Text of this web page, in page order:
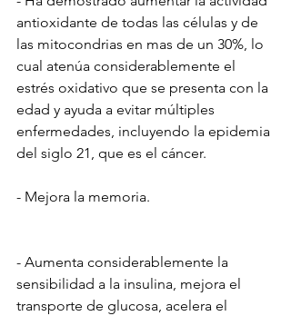
antioxidante de todas las células y de
las mitocondrias en mas de un 30%, lo
cual atenúa considerablemente el
estrés oxidativo que se presenta con la
edad y ayuda a evitar múltiples
enfermedades, incluyendo la epidemia
del siglo 21, que es el cáncer.
- Mejora la memoria.
- Aumenta considerablemente la
sensibilidad a la insulina, mejora el
transporte de glucosa, acelera el